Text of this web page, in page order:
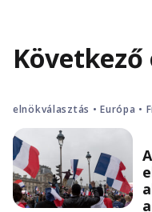
Következő
elnökválasztás • Európa •